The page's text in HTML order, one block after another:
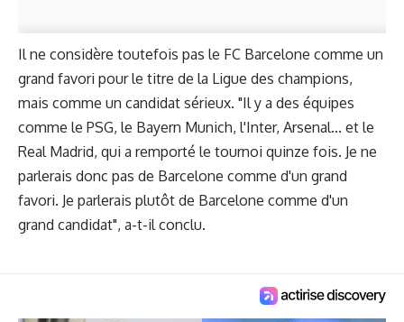
Il ne considère toutefois pas le FC Barcelone comme un
grand favori pour le titre de la Ligue des champions,
mais comme un candidat sérieux. "Il y a des équipes
comme le PSG, le Bayern Munich, l'Inter, Arsenal... et le
Real Madrid, qui a remporté le tournoi quinze fois. Je ne
parlerais donc pas de Barcelone comme d'un grand
favori. Je parlerais plutôt de Barcelone comme d'un
grand candidat", a-t-il conclu.